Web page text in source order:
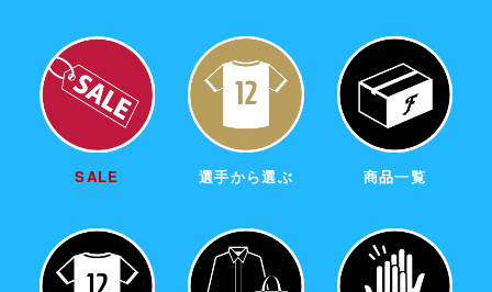
SALE 選手から選ぶ 商品一覧